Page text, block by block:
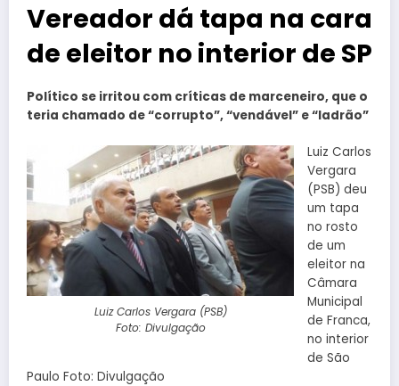
Vereador dá tapa na cara
de eleitor no interior de SP
Político se irritou com críticas de marceneiro, que o
teria chamado de “corrupto”, “vendável” e “ladrão”
Luiz Carlos Vergara (PSB)
Foto: Divulgação
Luiz Carlos
Vergara
(PSB) deu
um tapa
no rosto
de um
eleitor na
Câmara
Municipal
de Franca,
no interior
de São
Paulo Foto: Divulgação